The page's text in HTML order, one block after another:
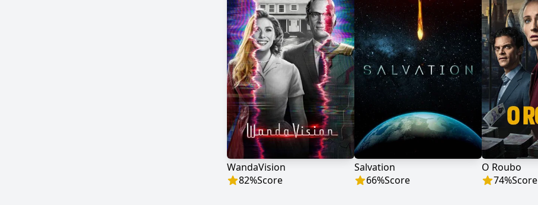
WandaVision
82%Score
Salvation
66%Score
O Roubo
74%Score